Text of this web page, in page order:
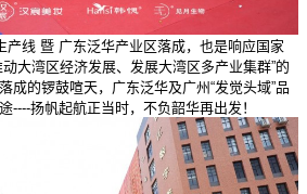
线 暨 广东泛华产业区落成，也是响应国家
大湾区经济发展、发展大湾区多产业集群”的
成的锣鼓喧天，广东泛华及广州“发觉头域”品
----扬帆起航正当时，不负韶华再出发！